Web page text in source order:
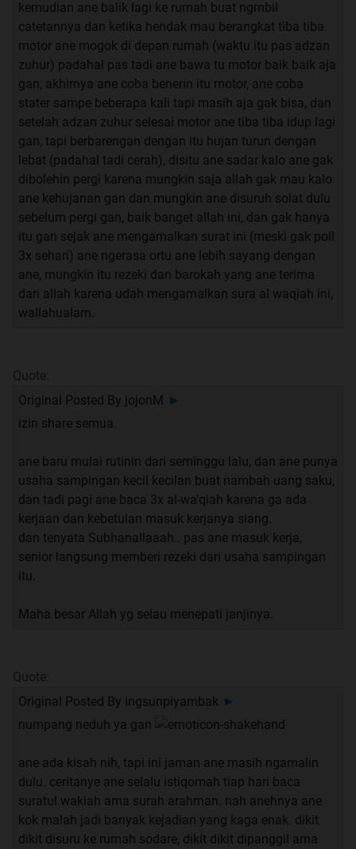
kemudian ane balik lagi ke rumah buat ngmbil
catetannya dan ketika hendak mau berangkat tiba tiba
motor ane mogok di depan rumah (waktu itu pas adzan
zuhur) padahal pas tadi ane bawa tu motor baik baik aja
gan, akhirnya ane coba benerin itu motor, ane coba
stater sampe beberapa kali tapi masih aja gak bisa, dan
setelah adzan zuhur selesai motor ane tiba tiba idup lagi
gan, tapi berbarengan dengan itu hujan turun dengan
lebat (padahal tadi cerah), disitu ane sadar kalo ane gak
dibolehin pergi karena mungkin saja allah gak mau kalo
ane kehujanan gan dan mungkin ane disuruh solat dulu
sebelum pergi gan, baik banget allah ini, dan gak hanya
itu gan sejak ane mengamalkan surat ini (meski gak poll
3x sehari) ane ngerasa ortu ane lebih sayang dengan
ane, mungkin itu rezeki dan barokah yang ane terima
dari allah karena udah mengamalkan sura al waqiah ini,
wallahualam.
Quote:
Original Posted By jojonM ►
izin share semua.
ane baru mulai rutinin dari seminggu lalu, dan ane punya
usaha sampingan kecil kecilan buat nambah uang saku,
dan tadi pagi ane baca 3x al-wa'qiah karena ga ada
kerjaan dan kebetulan masuk kerjanya siang.
dan tenyata Subhanallaaah.. pas ane masuk kerja,
senior langsung memberi rezeki dari usaha sampingan
itu.
Maha besar Allah yg selau menepati janjinya.
Quote:
Original Posted By ingsunpiyambak ►
numpang neduh ya gan
ane ada kisah nih, tapi ini jaman ane masih ngamalin
dulu. ceritanye ane selalu istiqomah tiap hari baca
suratul wakiah ama surah arahman. nah anehnya ane
kok malah jadi banyak kejadian yang kaga enak. dikit
dikit disuru ke rumah sodare, dikit dikit dipanggil ama